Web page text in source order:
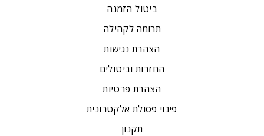
ביטול הזמנה
תרומה לקהילה
הצהרת נגישות
החזרות וביטולים
הצהרת פרטיות
פינוי פסולת אלקטרונית
תקנון